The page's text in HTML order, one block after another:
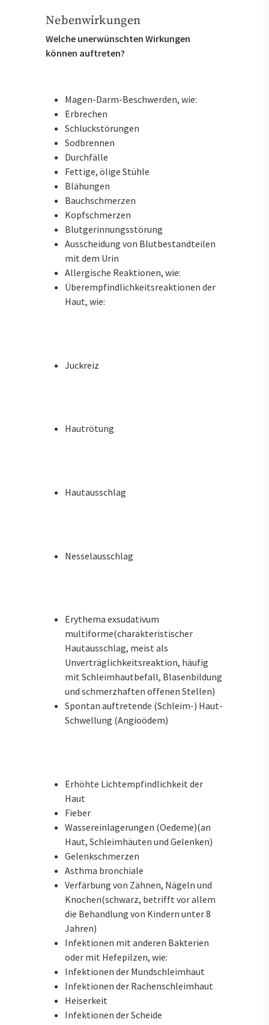
Nebenwirkungen
Welche unerwünschten Wirkungen
können auftreten?
Magen-Darm-Beschwerden, wie:
Erbrechen
Schluckstörungen
Sodbrennen
Durchfälle
Fettige, ölige Stühle
Blähungen
Bauchschmerzen
Kopfschmerzen
Blutgerinnungsstörung
Ausscheidung von Blutbestandteilen
mit dem Urin
Allergische Reaktionen, wie:
Überempfindlichkeitsreaktionen der
Haut, wie:
Juckreiz
Hautrötung
Hautausschlag
Nesselausschlag
Erythema exsudativum
multiforme(charakteristischer
Hautausschlag, meist als
Unverträglichkeitsreaktion, häufig
mit Schleimhautbefall, Blasenbildung
und schmerzhaften offenen Stellen)
Spontan auftretende (Schleim-) Haut-
Schwellung (Angioödem)
Erhöhte Lichtempfindlichkeit der
Haut
Fieber
Wassereinlagerungen (Oedeme)(an
Haut, Schleimhäuten und Gelenken)
Gelenkschmerzen
Asthma bronchiale
Verfärbung von Zähnen, Nägeln und
Knochen(schwarz, betrifft vor allem
die Behandlung von Kindern unter 8
Jahren)
Infektionen mit anderen Bakterien
oder mit Hefepilzen, wie:
Infektionen der Mundschleimhaut
Infektionen der Rachenschleimhaut
Heiserkeit
Infektionen der Scheide